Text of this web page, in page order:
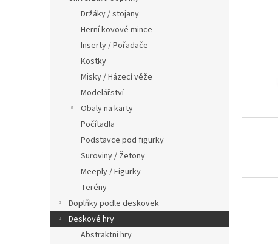
Držáky / stojany
Herní kovové mince
Inserty / Pořadače
Kostky
Misky / Házecí věže
Modelářství
Obaly na karty
Počítadla
Podstavce pod figurky
Suroviny / Žetony
Meeply / Figurky
Terény
Doplňky podle deskovek
Deskové hry
Abstraktní hry